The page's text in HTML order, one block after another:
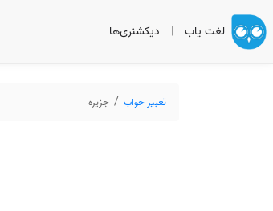
لغت یاب | دیکشنری‌ها
تعبیر خواب جزیره